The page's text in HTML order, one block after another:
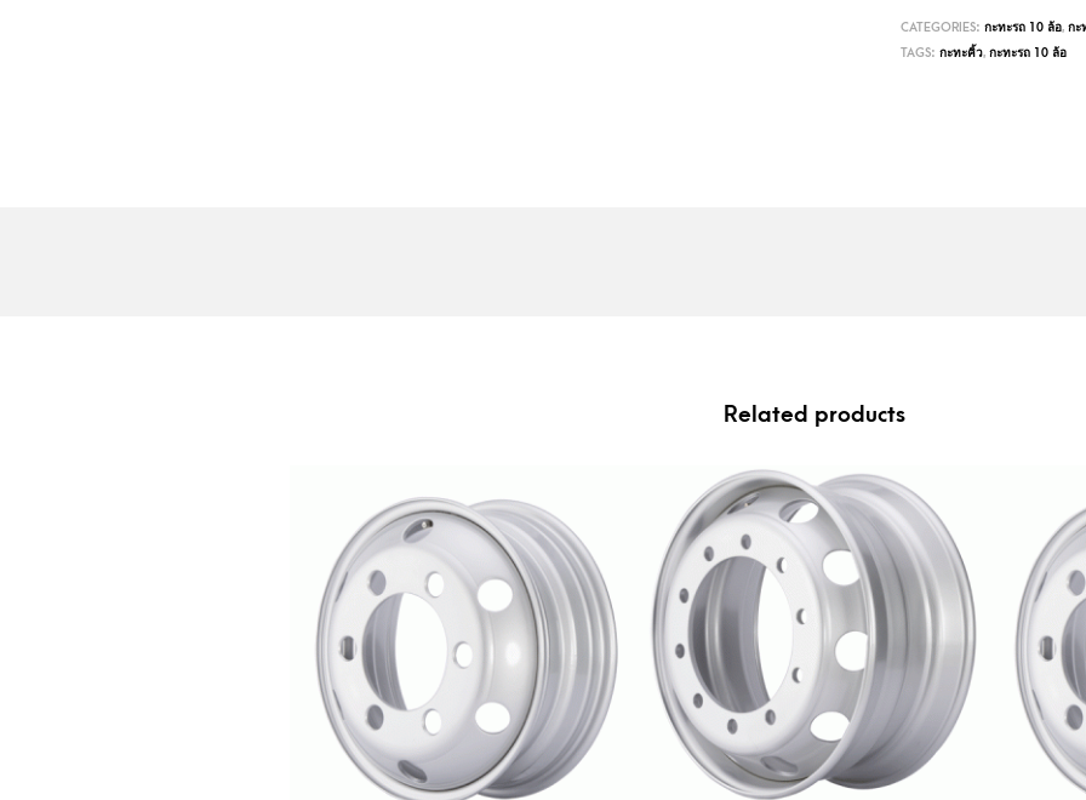
CATEGORIES: กะทะรถ 10 ล้อ, กะ
TAGS: กะทะคิ้ว, กะทะรถ 10 ล้อ
Related products